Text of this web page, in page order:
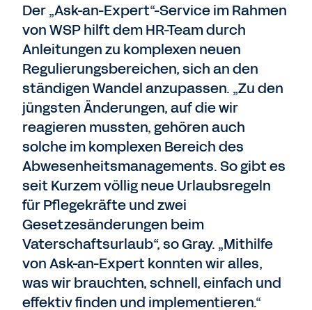
Der „Ask-an-Expert“-Service im Rahmen
von WSP hilft dem HR-Team durch
Anleitungen zu komplexen neuen
Regulierungsbereichen, sich an den
ständigen Wandel anzupassen. „Zu den
jüngsten Änderungen, auf die wir
reagieren mussten, gehören auch
solche im komplexen Bereich des
Abwesenheitsmanagements. So gibt es
seit Kurzem völlig neue Urlaubsregeln
für Pflegekräfte und zwei
Gesetzesänderungen beim
Vaterschaftsurlaub“, so Gray. „Mithilfe
von Ask-an-Expert konnten wir alles,
was wir brauchten, schnell, einfach und
effektiv finden und implementieren.“